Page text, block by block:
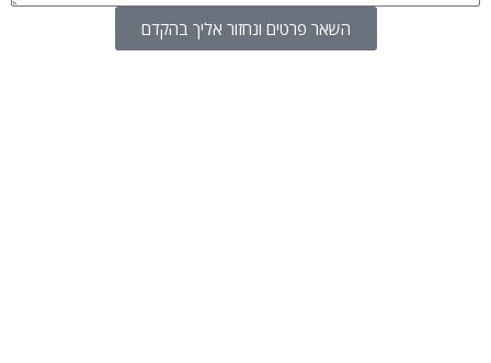
ל
השאר פרטים ונחזור אליך בהקדם